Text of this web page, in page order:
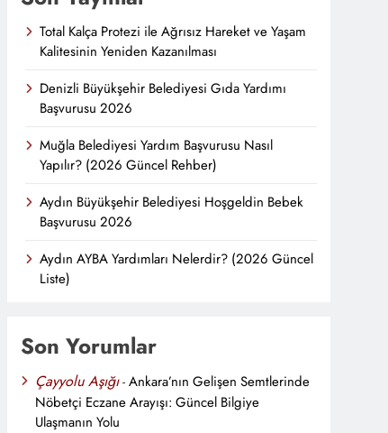
Total Kalça Protezi ile Ağrısız Hareket ve Yaşam
Kalitesinin Yeniden Kazanılması
Denizli Büyükşehir Belediyesi Gıda Yardımı
Başvurusu 2026
Muğla Belediyesi Yardım Başvurusu Nasıl
Yapılır? (2026 Güncel Rehber)
Aydın Büyükşehir Belediyesi Hoşgeldin Bebek
Başvurusu 2026
Aydın AYBA Yardımları Nelerdir? (2026 Güncel
Liste)
Son Yorumlar
Çayyolu Aşığı-Ankara’nın Gelişen Semtlerinde
Nöbetçi Eczane Arayışı: Güncel Bilgiye
Ulaşmanın Yolu